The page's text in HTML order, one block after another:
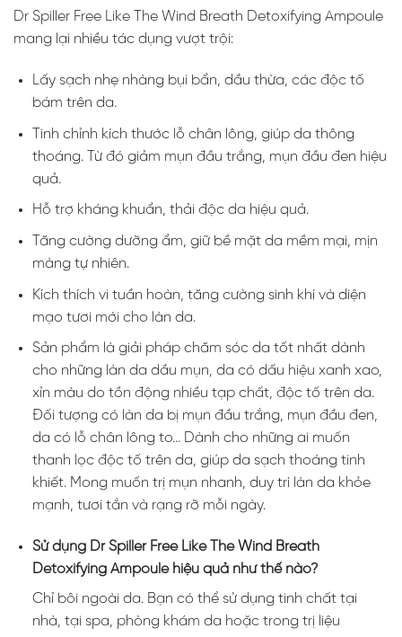
Dr Spiller Free Like The Wind Breath Detoxifying Ampoule
mang lại nhiều tác dụng vượt trội:
Lấy sạch nhẹ nhàng bụi bẩn, dầu thừa, các độc tố
bám trên da.
Tinh chỉnh kích thước lỗ chân lông, giúp da thông
thoáng. Từ đó giảm mụn đầu trắng, mụn đầu đen hiệu
quả.
Hỗ trợ kháng khuẩn, thải độc da hiệu quả.
Tăng cường dưỡng ẩm, giữ bề mặt da mềm mại, mịn
màng tự nhiên.
Kích thích vi tuần hoàn, tăng cường sinh khí và diện
mạo tươi mới cho làn da.
Sản phẩm là giải pháp chăm sóc da tốt nhất dành
cho những làn da dầu mụn, da có dấu hiệu xanh xao,
xỉn màu do tồn động nhiều tạp chất, độc tố trên da.
Đối tượng có làn da bị mụn đầu trắng, mụn đầu đen,
da có lỗ chân lông to… Dành cho những ai muốn
thanh lọc độc tố trên da, giúp da sạch thoáng tinh
khiết. Mong muốn trị mụn nhanh, duy trì làn da khỏe
mạnh, tươi tắn và rạng rỡ mỗi ngày.
Sử dụng Dr Spiller Free Like The Wind Breath
Detoxifying Ampoule hiệu quả như thế nào?
Chỉ bôi ngoài da. Bạn có thể sử dụng tinh chất tại
nhà, tại spa, phòng khám da hoặc trong trị liệu